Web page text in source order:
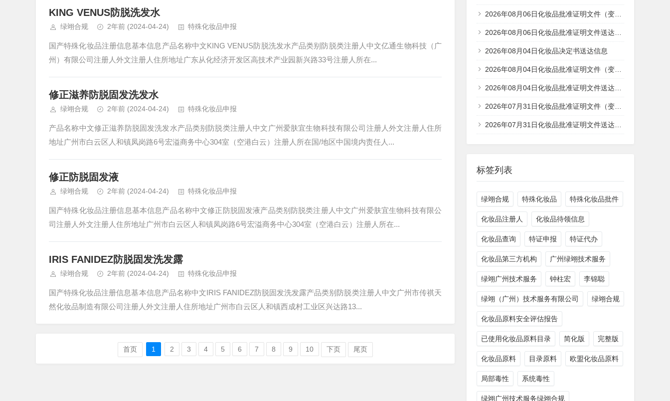
KING VENUS防脱洗发水
绿翊合规 2年前 (2024-04-24) 特殊化妆品申报
国产特殊化妆品注册信息基本信息产品名称中文KING VENUS防脱洗发水产品类别防脱类注册人中文亿通生物科技（广
州）有限公司注册人外文注册人住所地址广东从化经济开发区高技术产业园新兴路33号注册人所在...
修正滋养防脱固发洗发水
绿翊合规 2年前 (2024-04-24) 特殊化妆品申报
产品名称中文修正滋养防脱固发洗发水产品类别防脱类注册人中文广州爱肤宜生物科技有限公司注册人外文注册人住所
地址广州市白云区人和镇凤岗路6号宏溢商务中心304室（空港白云）注册人所在国/地区中国境内责任人...
修正防脱固发液
绿翊合规 2年前 (2024-04-24) 特殊化妆品申报
国产特殊化妆品注册信息基本信息产品名称中文修正防脱固发液产品类别防脱类注册人中文广州爱肤宜生物科技有限公
司注册人外文注册人住所地址广州市白云区人和镇凤岗路6号宏溢商务中心304室（空港白云）注册人所在...
IRIS FANIDEZ防脱固发洗发露
绿翊合规 2年前 (2024-04-24) 特殊化妆品申报
国产特殊化妆品注册信息基本信息产品名称中文IRIS FANIDEZ防脱固发洗发露产品类别防脱类注册人中文广州市传祺天
然化妆品制造有限公司注册人外文注册人住所地址广州市白云区人和镇西成村工业区兴达路13...
首页 1 2 3 4 5 6 7 8 9 10 下页 尾页
2026年08月06日化妆品批准证明文件（变更、纠错）送达信息
2026年08月06日化妆品批准证明文件送达信息
2026年08月04日化妆品决定书送达信息
2026年08月04日化妆品批准证明文件（变更、纠错）送达信息
2026年08月04日化妆品批准证明文件送达信息
2026年07月31日化妆品批准证明文件（变更、纠错）送达信息
2026年07月31日化妆品批准证明文件送达信息
标签列表
绿翊合规 特殊化妆品 特殊化妆品批件
化妆品注册人 化妆品待领信息
化妆品查询 特证申报 特证代办
化妆品第三方机构 广州绿翊技术服务
绿翊广州技术服务 钟柱宏 李锦聪
绿翊（广州）技术服务有限公司 ​绿翊合规
化妆品原料安全评估报告
已使用化妆品原料目录 简化版 完整版
化妆品原料 目录原料 欧盟化妆品原料
局部毒性 系统毒性
绿翊广州技术服务绿翊合规